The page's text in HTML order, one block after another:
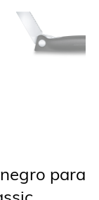
para